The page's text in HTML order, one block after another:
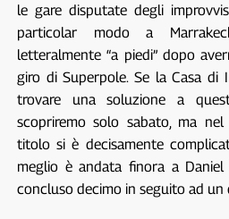
le gare disputate degli
particolar modo a
letteralmente “a piedi” dopo
giro di Superpole. Se la Casa di
trovare una soluzione a
scopriremo solo sabato, ma
titolo si è decisamente
meglio è andata finora a
concluso decimo in seguito ad